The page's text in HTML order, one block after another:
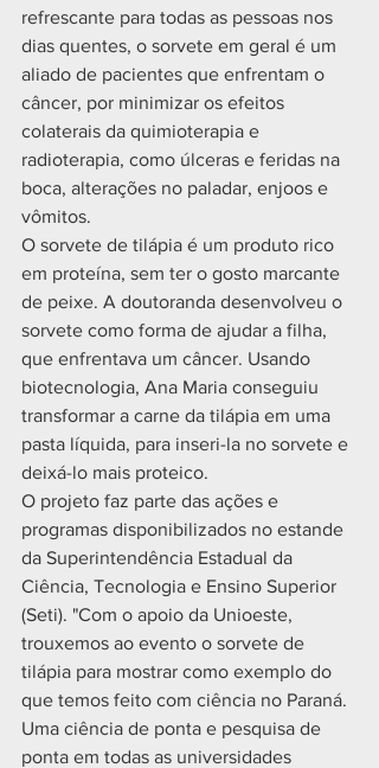
refrescante para todas as pessoas nos
dias quentes, o sorvete em geral é um
aliado de pacientes que enfrentam o
câncer, por minimizar os efeitos
colaterais da quimioterapia e
radioterapia, como úlceras e feridas na
boca, alterações no paladar, enjoos e
vômitos.
O sorvete de tilápia é um produto rico
em proteína, sem ter o gosto marcante
de peixe. A doutoranda desenvolveu o
sorvete como forma de ajudar a filha,
que enfrentava um câncer. Usando
biotecnologia, Ana Maria conseguiu
transformar a carne da tilápia em uma
pasta líquida, para inseri-la no sorvete e
deixá-lo mais proteico.
O projeto faz parte das ações e
programas disponibilizados no estande
da Superintendência Estadual da
Ciência, Tecnologia e Ensino Superior
(Seti). "Com o apoio da Unioeste,
trouxemos ao evento o sorvete de
tilápia para mostrar como exemplo do
que temos feito com ciência no Paraná.
Uma ciência de ponta e pesquisa de
ponta em todas as universidades